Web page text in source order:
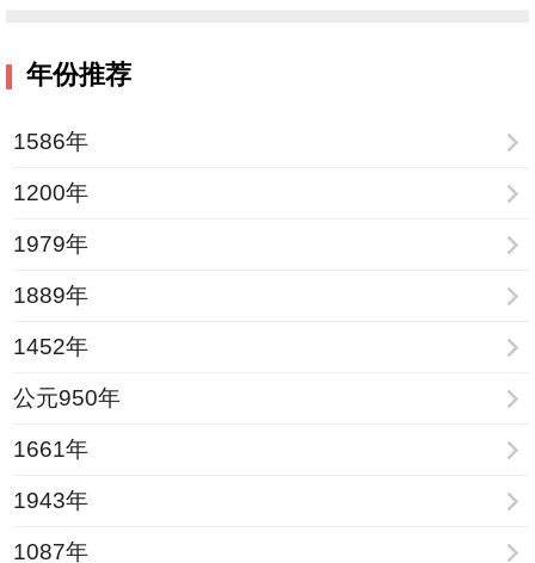
年份推荐
1586年
1200年
1979年
1889年
1452年
公元950年
1661年
1943年
1087年